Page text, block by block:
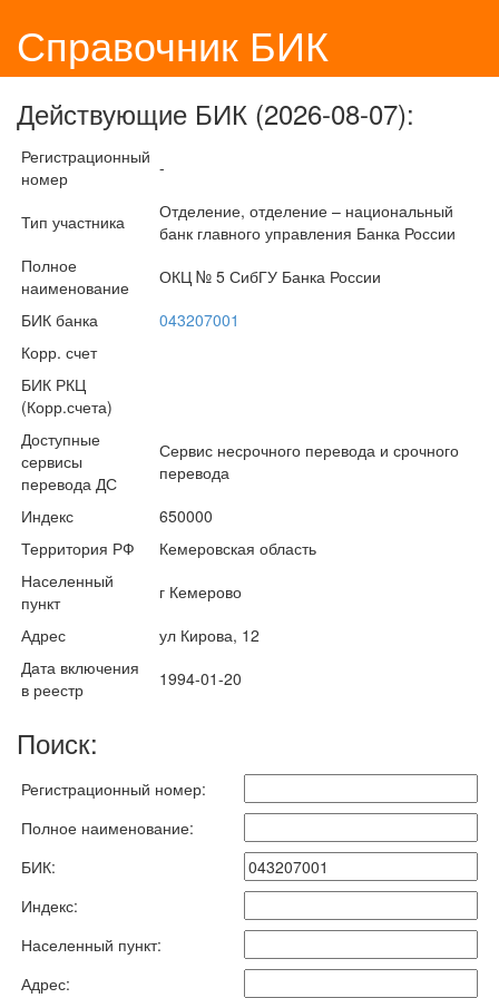
Справочник БИК
Действующие БИК (2026-08-07):
Регистрационный
номер
-
Тип участника
Отделение, отделение – национальный
банк главного управления Банка России
Полное
наименование
ОКЦ № 5 СибГУ Банка России
БИК банка
043207001
Корр. счет
БИК РКЦ
(Корр.счета)
Доступные
сервисы
перевода ДС
Сервис несрочного перевода и срочного
перевода
Индекс
650000
Территория РФ
Кемеровская область
Населенный
пункт
г Кемерово
Адрес
ул Кирова, 12
Дата включения
в реестр
1994-01-20
Поиск:
Регистрационный номер:
Полное наименование:
БИК:
Индекс:
Населенный пункт:
Адрес: